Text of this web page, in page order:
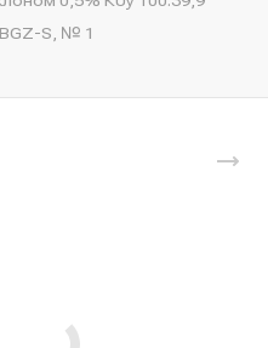
S, № 1